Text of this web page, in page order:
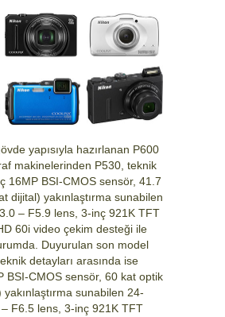
yapısıyla hazırlanan P600
makinelerinden P530, teknik
16MP BSI-CMOS sensör, 41.7
dijital) yakınlaştırma sunabilen
– F5.9 lens, 3-inç 921K TFT
60i video çekim desteği ile
Duyurulan son model
detayları arasında ise
BSI-CMOS sensör, 60 kat optik
sunabilen 24-
F6.5 lens, 3-inç 921K TFT